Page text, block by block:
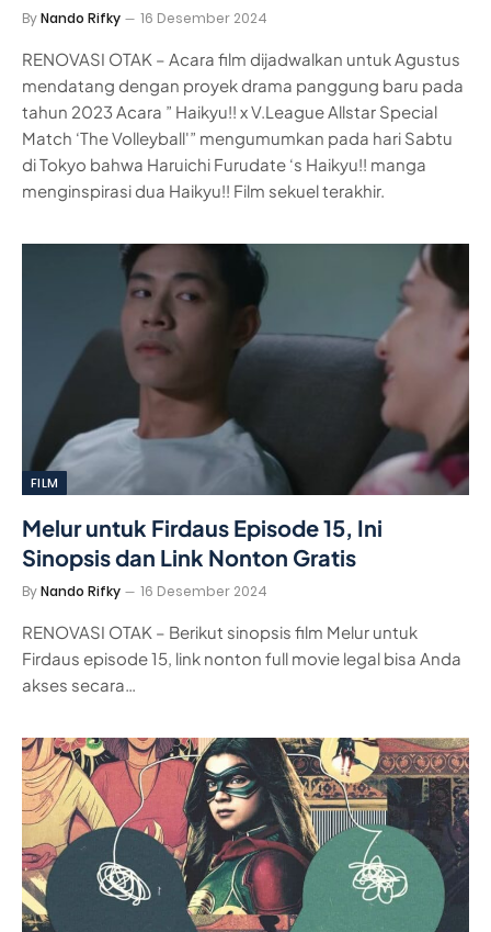
ByNando Rifky 16 Desember 2024
RENOVASI OTAK – Acara film dijadwalkan untuk Agustus
mendatang dengan proyek drama panggung baru pada
tahun 2023 Acara ” Haikyu!! x V.League Allstar Special
Match ‘The Volleyball'” mengumumkan pada hari Sabtu
di Tokyo bahwa Haruichi Furudate ‘s Haikyu!! manga
menginspirasi dua Haikyu!! Film sekuel terakhir.
FILM
Melur untuk Firdaus Episode 15, Ini
Sinopsis dan Link Nonton Gratis
ByNando Rifky 16 Desember 2024
RENOVASI OTAK – Berikut sinopsis film Melur untuk
Firdaus episode 15, link nonton full movie legal bisa Anda
akses secara…